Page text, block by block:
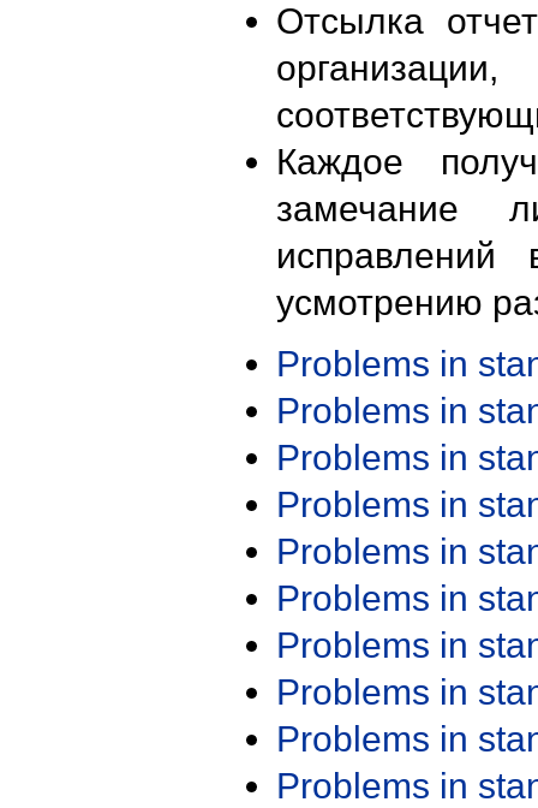
Отсылка
Каждое
замечание
исправлений
усмотрению
Problems in
Problems in
Problems in
Problems in
Problems in
Problems in
Problems in
Problems in
Problems in
Problems in